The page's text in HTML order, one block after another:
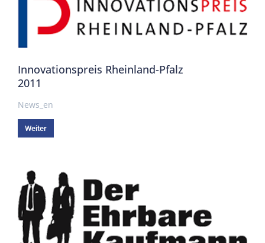
Innovationspreis Rheinland-Pfalz
2011
News_en
Weiter